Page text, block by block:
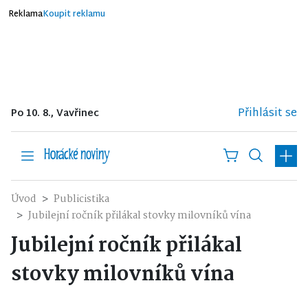
ReklamaKoupit reklamu
Po 10. 8., Vavřinec Přihlásit se
Úvod
Publicistika
Jubilejní ročník přilákal stovky milovníků vína
Jubilejní ročník přilákal
stovky milovníků vína